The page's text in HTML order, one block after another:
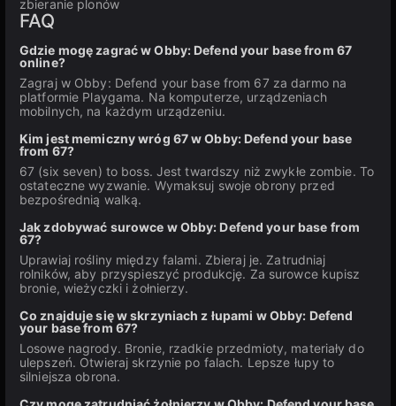
zbieranie plonów
FAQ
Gdzie mogę zagrać w Obby: Defend your base from 67
online?
Zagraj w Obby: Defend your base from 67 za darmo na
platformie Playgama. Na komputerze, urządzeniach
mobilnych, na każdym urządzeniu.
Kim jest memiczny wróg 67 w Obby: Defend your base
from 67?
67 (six seven) to boss. Jest twardszy niż zwykłe zombie. To
ostateczne wyzwanie. Wymaksuj swoje obrony przed
bezpośrednią walką.
Jak zdobywać surowce w Obby: Defend your base from
67?
Uprawiaj rośliny między falami. Zbieraj je. Zatrudniaj
rolników, aby przyspieszyć produkcję. Za surowce kupisz
bronie, wieżyczki i żołnierzy.
Co znajduje się w skrzyniach z łupami w Obby: Defend
your base from 67?
Losowe nagrody. Bronie, rzadkie przedmioty, materiały do
ulepszeń. Otwieraj skrzynie po falach. Lepsze łupy to
silniejsza obrona.